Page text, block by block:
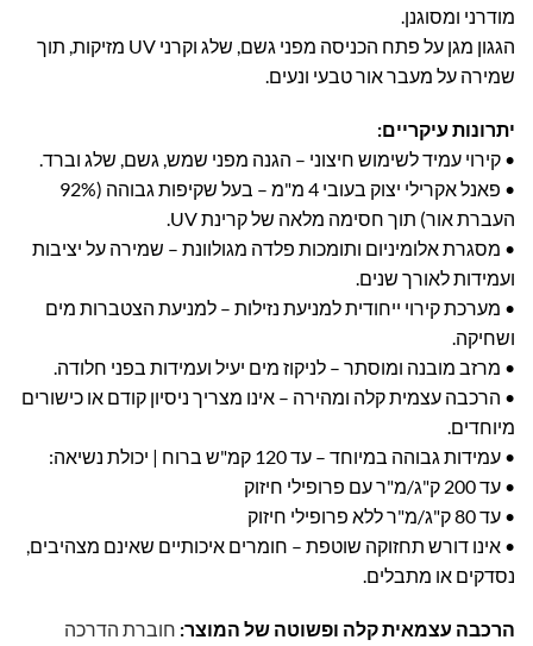
מודרני ומסוגנן.
הגגון מגן על פתח הכניסה מפני גשם, שלג וקרני UV מזיקות, תוך
שמירה על מעבר אור טבעי ונעים.
יתרונות עיקריים:
• קירוי עמיד לשימוש חיצוני – הגנה מפני שמש, גשם, שלג וברד.
• פאנל אקרילי יצוק בעובי 4 מ"מ – בעל שקיפות גבוהה (92%
העברת אור) תוך חסימה מלאה של קרינת UV.
• מסגרת אלומיניום ותומכות פלדה מגולוונת – שמירה על יציבות
ועמידות לאורך שנים.
• מערכת קירוי ייחודית למניעת נזילות – למניעת הצטברות מים
ושחיקה.
• מרזב מובנה ומוסתר – לניקוז מים יעיל ועמידות בפני חלודה.
• הרכבה עצמית קלה ומהירה – אינו מצריך ניסיון קודם או כישורים
מיוחדים.
• עמידות גבוהה במיוחד – עד 120 קמ"ש ברוח | יכולת נשיאה:
• עד 200 ק"ג/מ"ר עם פרופילי חיזוק
• עד 80 ק"ג/מ"ר ללא פרופילי חיזוק
• אינו דורש תחזוקה שוטפת – חומרים איכותיים שאינם מצהיבים,
נסדקים או מתבלים.
הרכבה עצמאית קלה ופשוטה של המוצר: חוברת הדרכה